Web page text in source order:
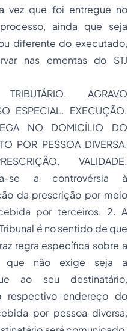
vez que foi entregue no
ainda que seja
diferente do executado,
nas ementas do STJ
AGRAVO
ESPECIAL. EXECUÇÃO.
NO DOMICÍLIO DO
POR PESSOA DIVERSA.
VALIDADE.
se a controvérsia à
da prescrição por meio
por terceiros. 2. A
é no sentido de que
regra específica sobre a
que não exige seja a
ao seu destinatário,
endereço do
por pessoa diversa,